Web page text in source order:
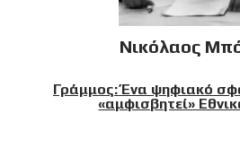
Νικόλαος
Γράμμος: Ένα ψηφιακό
«αμφισβητεί»